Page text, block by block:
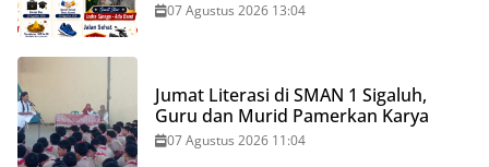
07 Agustus 2026 13:04
Jumat Literasi di SMAN 1 Sigaluh,
Guru dan Murid Pamerkan Karya
07 Agustus 2026 11:04